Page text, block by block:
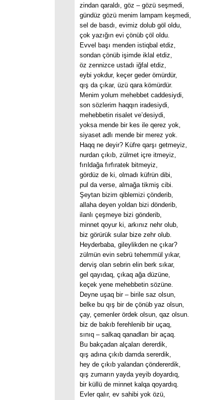
zindan qaraldı, göz – gözü seşmedi,
gündüz gözü menim lampam keşmedi,
sel de basdı, evimiz dolub göl oldu,
çok yazığın evi çönüb çöl oldu.
Evvel başı menden istiqbal etdiz,
sondan çönüb işimde iklal etdiz,
öz zennizce ustadı iğfal etdiz,
eybi yokdur, keçer geder ömürdür,
qış da çıkar, üzü qara kömürdür.
Menim yolum mehebbet caddesiydi,
son sözlerim haqqın iradesiydi,
mehebbetin risalet ve’desiydi,
yoksa mende bir kes ile qerez yok,
siyaset adlı mende bir merez yok.
Haqq ne deyir? Küfre qarşı getmeyiz,
nurdan çıkıb, zülmet içre itmeyiz,
fırıldağa fırfıratek bitmeyiz,
gördüz de ki, olmadı küfrün dibi,
pul da verse, almağa tikmiş cibi.
Şeytan bizim qiblemizi çönderib,
allaha deyen yoldan bizi dönderib,
ilanlı çeşmeye bizi gönderib,
minnet qoyur ki, arkınız nehr olub,
biz görürük sular bize zehr olub.
Heyderbaba, gileylikden ne çıkar?
zülmün evin sebrü tehemmül yıkar,
derviş olan sebrin elin berk sıkar,
gel qayıdaq, çıkaq ağa düzüne,
keçek yene mehebbetin sözüne.
Deyne uşaq bir – birile saz olsun,
belke bu qış bir de çönüb yaz olsun,
çay, çemenler ördek olsun, qaz olsun.
biz de bakıb ferehlenib bir uçaq,
sınıq – salkaq qanadları bir açaq.
Bu bakçadan alçaları dererdik,
qış adına çıkıb damda sererdik,
hey de çıkıb yalandan çöndererdik,
qış zumarın yayda yeyib doyardıq,
bir küllü de minnet kalqa qoyardıq.
Evler qalır, ev sahibi yok özü,